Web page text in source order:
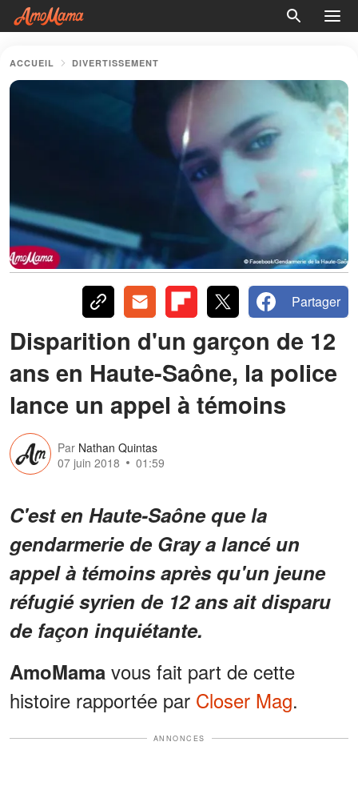
ACCUEIL DIVERTISSEMENT
Partager
Disparition d'un garçon de 12
ans en Haute-Saône, la police
lance un appel à témoins
Par Nathan Quintas
07 juin 2018
01:59
C'est en Haute-Saône que la
gendarmerie de Gray a lancé un
appel à témoins après qu'un jeune
réfugié syrien de 12 ans ait disparu
de façon inquiétante.
AmoMama vous fait part de cette
histoire rapportée par Closer Mag.
ANNONCES